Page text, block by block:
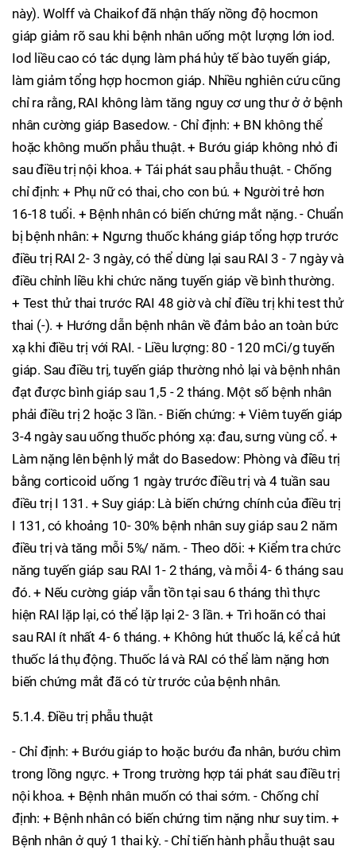
này). Wolff và Chaikof đã nhận thấy nồng độ hocmon
giáp giảm rõ sau khi bệnh nhân uống một lượng lớn iod.
Iod liều cao có tác dụng làm phá hủy tế bào tuyến giáp,
làm giảm tổng hợp hocmon giáp. Nhiều nghiên cứu cũng
chỉ ra rằng, RAI không làm tăng nguy cơ ung thư ở ở bệnh
nhân cường giáp Basedow. - Chỉ định: + BN không thể
hoặc không muốn phẫu thuật. + Bướu giáp không nhỏ đi
sau điều trị nội khoa. + Tái phát sau phẫu thuật. - Chống
chỉ định: + Phụ nữ có thai, cho con bú. + Người trẻ hơn
16-18 tuổi. + Bệnh nhân có biến chứng mắt nặng. - Chuẩn
bị bệnh nhân: + Ngưng thuốc kháng giáp tổng hợp trước
điều trị RAI 2- 3 ngày, có thể dùng lại sau RAI 3 - 7 ngày và
điều chỉnh liều khi chức năng tuyến giáp về bình thường.
+ Test thử thai trước RAI 48 giờ và chỉ điều trị khi test thử
thai (-). + Hướng dẫn bệnh nhân về đảm bảo an toàn bức
xạ khi điều trị với RAI. - Liều lượng: 80 - 120 mCi/g tuyến
giáp. Sau điều trị, tuyến giáp thường nhỏ lại và bệnh nhân
đạt được bình giáp sau 1,5 - 2 tháng. Một số bệnh nhân
phải điều trị 2 hoặc 3 lần. - Biến chứng: + Viêm tuyến giáp
3-4 ngày sau uống thuốc phóng xạ: đau, sưng vùng cổ. +
Làm nặng lên bệnh lý mắt do Basedow: Phòng và điều trị
bằng corticoid uống 1 ngày trước điều trị và 4 tuần sau
điều trị I 131. + Suy giáp: Là biến chứng chính của điều trị
I 131, có khoảng 10- 30% bệnh nhân suy giáp sau 2 năm
điều trị và tăng mỗi 5%/ năm. - Theo dõi: + Kiểm tra chức
năng tuyến giáp sau RAI 1- 2 tháng, và mỗi 4- 6 tháng sau
đó. + Nếu cường giáp vẫn tồn tại sau 6 tháng thì thực
hiện RAI lặp lại, có thể lặp lại 2- 3 lần. + Trì hoãn có thai
sau RAI ít nhất 4- 6 tháng. + Không hút thuốc lá, kể cả hút
thuốc lá thụ động. Thuốc lá và RAI có thể làm nặng hơn
biến chứng mắt đã có từ trước của bệnh nhân.
5.1.4. Điều trị phẫu thuật
- Chỉ định: + Bướu giáp to hoặc bướu đa nhân, bướu chìm
trong lồng ngực. + Trong trường hợp tái phát sau điều trị
nội khoa. + Bệnh nhân muốn có thai sớm. - Chống chỉ
định: + Bệnh nhân có biến chứng tim nặng như suy tim. +
Bệnh nhân ở quý 1 thai kỳ. - Chỉ tiến hành phẫu thuật sau